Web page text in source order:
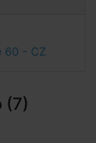
60 - CZ
(7)